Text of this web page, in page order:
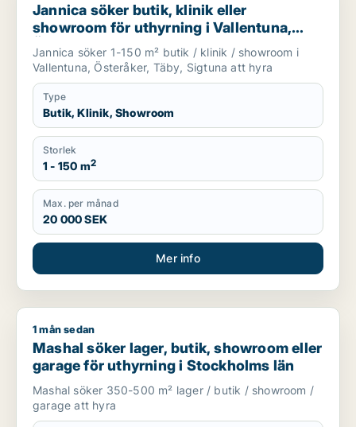
Jannica söker butik, klinik eller
showroom för uthyrning i Vallentuna,
Österåker eller Täby m.fl.
Jannica söker 1-150 m² butik / klinik / showroom i
Vallentuna, Österåker, Täby, Sigtuna att hyra
Type
Butik, Klinik, Showroom
Storlek
1 - 150 m2
Max. per månad
20 000 SEK
Mer info
Mashal söker lager, butik, showroom eller garage för
1 mån sedan
Mashal söker lager, butik, showroom eller
garage för uthyrning i Stockholms län
Mashal söker 350-500 m² lager / butik / showroom /
garage att hyra